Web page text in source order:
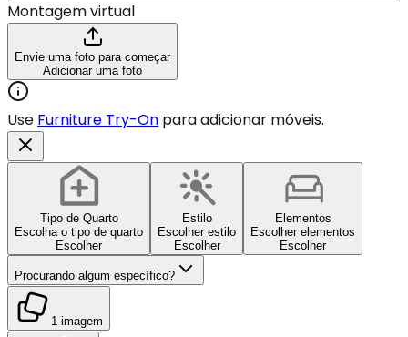
Montagem virtual
Envie uma foto para começar
Adicionar uma foto
Use Furniture Try-On para adicionar móveis.
Tipo de Quarto
Escolha o tipo de quarto
Escolher
Estilo
Escolher estilo
Escolher
Elementos
Escolher elementos
Escolher
Procurando algum específico?
1 imagem